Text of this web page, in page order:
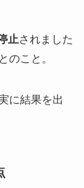
止されました
のこと。
に結果を出